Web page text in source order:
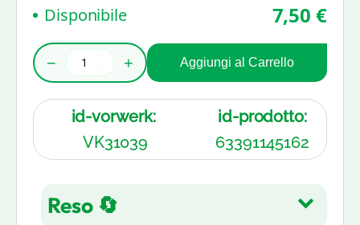
Disponibile 7,50 €
− + Aggiungi al Carrello
id-vorwerk:
VK31039
id-prodotto:
63391145162
Reso 🔄